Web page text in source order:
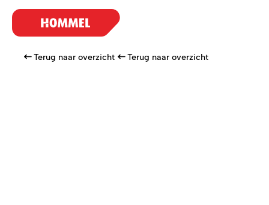
Terug naar overzicht Terug naar overzicht